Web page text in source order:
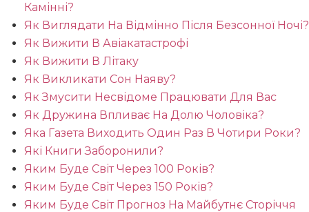
Камінні?
Як Виглядати На Відмінно Після Безсонної Ночі?
Як Вижити В Авіакатастрофі
Як Вижити В Літаку
Як Викликати Сон Наяву?
Як Змусити Несвідоме Працювати Для Вас
Як Дружина Впливає На Долю Чоловіка?
Яка Газета Виходить Один Раз В Чотири Роки?
Які Книги Заборонили?
Яким Буде Світ Через 100 Років?
Яким Буде Світ Через 150 Років?
Яким Буде Світ Прогноз На Майбутнє Сторіччя